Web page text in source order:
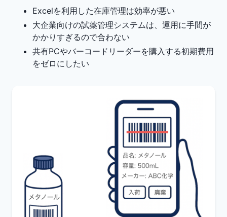
Excelを利用した在庫管理は効率が悪い
大企業向けの試薬管理システムは、運用に手間が
かかりすぎるので合わない
共有PCやバーコードリーダーを購入する初期費用
をゼロにしたい